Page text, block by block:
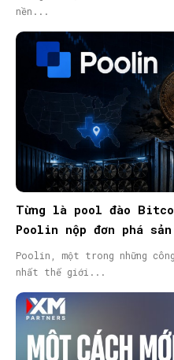
nền...
Từng là pool đào
Poolin nộp đơn phá sản
Poolin, một trong những
nhất thế giới...